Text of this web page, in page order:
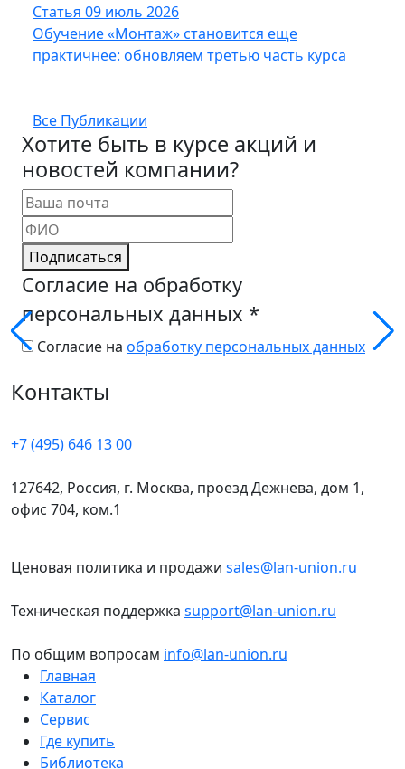
Статья 09 июль 2026
Обучение «Монтаж» становится еще
практичнее: обновляем третью часть курса
Все Публикации
Хотите быть в курсе акций и
новостей компании?
Подписаться
Согласие на обработку
персональных данных *
Согласие на обработку персональных данных
Контакты
+7 (495) 646 13 00
127642, Россия, г. Москва, проезд Дежнева, дом 1,
офис 704, ком.1
Ценовая политика и продажи sales@lan-union.ru
Техническая поддержка support@lan-union.ru
По общим вопросам info@lan-union.ru
Главная
Каталог
Сервис
Где купить
Библиотека